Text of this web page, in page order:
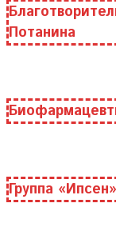
Потанина
Группа «Ипсен»